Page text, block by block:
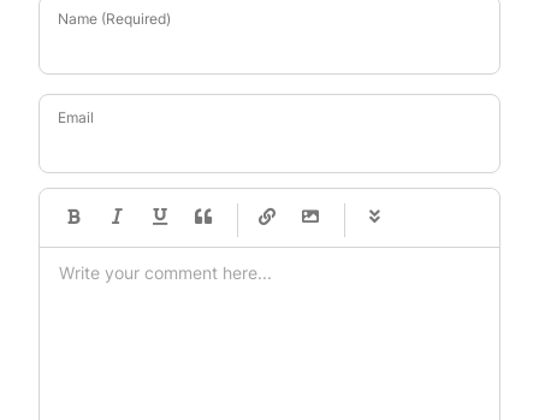
Name (Required)
Email
-
-
-
-